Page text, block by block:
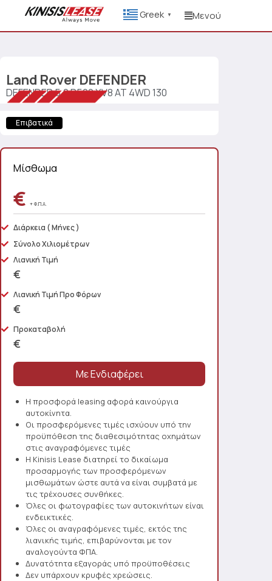
Greek ▼ Μενού
Land Rover DEFENDER
DEFENDER 5.0 P500 XV8 AT 4WD 130
Επιβατικά
Μίσθωμα
€ + Φ.Π.Α.
Διάρκεια ( Μήνες )
Σύνολο Χιλιομέτρων
Λιανική Τιμή
€
Λιανική Τιμή Προ Φόρων
€
Προκαταβολή
€
Η προσφορά leasing αφορά καινούργια
αυτοκίνητα.
Οι προσφερόμενες τιμές ισχύουν υπό την
προϋπόθεση της διαθεσιμότητας οχημάτων
στις αναγραφόμενες τιμές
Η Kinisis Lease διατηρεί το δικαίωμα
προσαρμογής των προσφερόμενων
μισθωμάτων ώστε αυτά να είναι συμβατά με
τις τρέχουσες συνθήκες.
Όλες οι φωτογραφίες των αυτοκινήτων είναι
ενδεικτικές.
Όλες οι αναγραφόμενες τιμές, εκτός της
λιανικής τιμής, επιβαρύνονται με τον
αναλογούντα ΦΠΑ.
Δυνατότητα εξαγοράς υπό προϋποθέσεις
Δεν υπάρχουν κρυφές χρεώσεις.